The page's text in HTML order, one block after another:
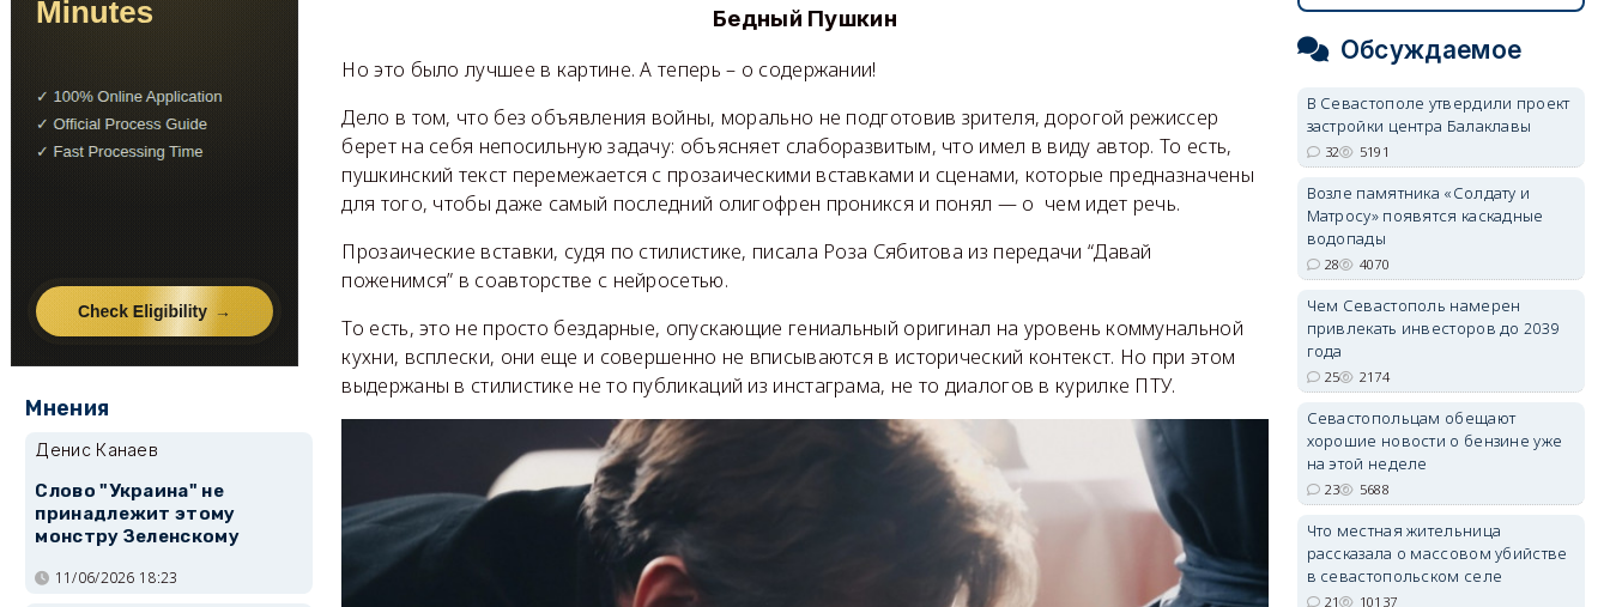
Бедный Пушкин
Но это было лучшее в картине. А теперь – о содержании!
Дело в том, что без объявления войны, морально не подготовив зрителя, дорогой режиссер
берет на себя непосильную задачу: объясняет слаборазвитым, что имел в виду автор. То есть,
пушкинский текст перемежается с прозаическими вставками и сценами, которые предназначены
для того, чтобы даже самый последний олигофрен проникся и понял — о чем идет речь.
Прозаические вставки, судя по стилистике, писала Роза Сябитова из передачи “Давай
поженимся” в соавторстве с нейросетью.
То есть, это не просто бездарные, опускающие гениальный оригинал на уровень коммунальной
кухни, всплески, они еще и совершенно не вписываются в исторический контекст. Но при этом
выдержаны в стилистике не то публикаций из инстаграма, не то диалогов в курилке ПТУ.
Мнения
Денис Канаев
Слово "Украина" не
принадлежит этому
монстру Зеленскому
11/06/2026 18:23
Обсуждаемое
В Севастополе утвердили проект
застройки центра Балаклавы
32 5191
Возле памятника «Солдату и
Матросу» появятся каскадные
водопады
28 4070
Чем Севастополь намерен
привлекать инвесторов до 2039
года
25 2174
Севастопольцам обещают
хорошие новости о бензине уже
на этой неделе
23 5688
Что местная жительница
рассказала о массовом убийстве
в севастопольском селе
21 10137